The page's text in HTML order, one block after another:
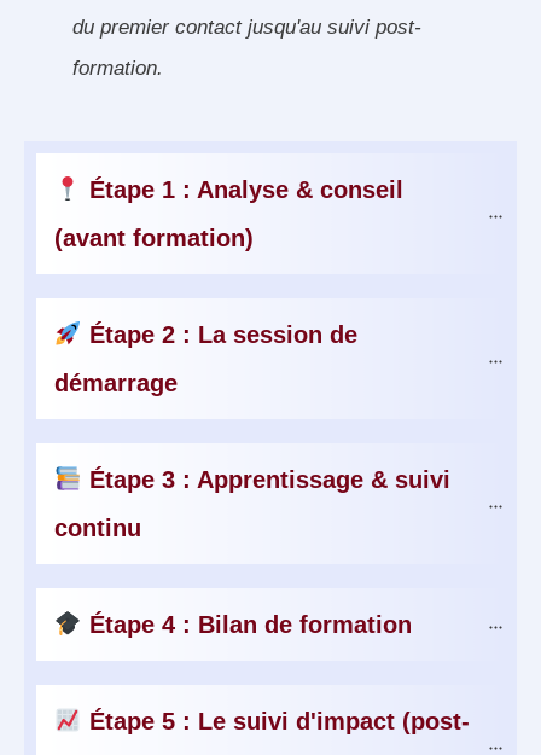
du premier contact jusqu'au suivi post-
formation.
Étape 1 : Analyse & conseil
(avant formation)
Étape 2 : La session de
démarrage
Étape 3 : Apprentissage & suivi
continu
Étape 4 : Bilan de formation
Étape 5 : Le suivi d'impact (post-